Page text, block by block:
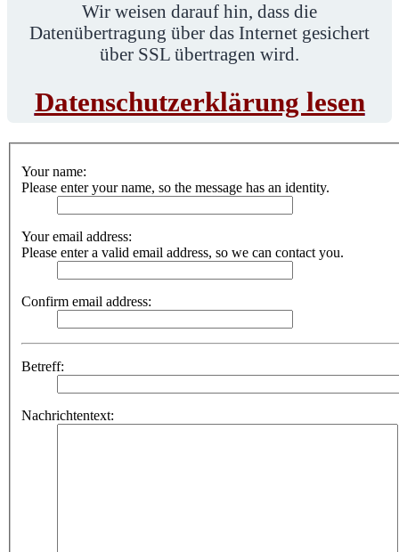
Wir weisen darauf hin, dass die
Datenübertragung über das Internet gesichert
über SSL übertragen wird.
Datenschutzerklärung lesen
Your name:
Please enter your name, so the message has an identity.
Your email address:
Please enter a valid email address, so we can contact you.
Confirm email address:
Betreff:
Nachrichtentext: